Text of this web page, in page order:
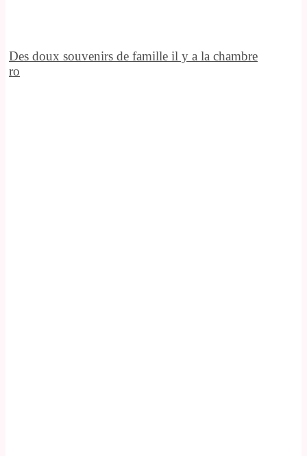
Des doux souvenirs de famille il y a la chambre
ro